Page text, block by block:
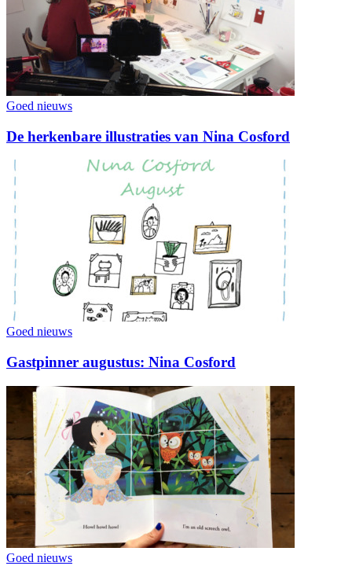
Goed nieuws
De herkenbare illustraties van Nina Cosford
Goed nieuws
Gastpinner augustus: Nina Cosford
Goed nieuws